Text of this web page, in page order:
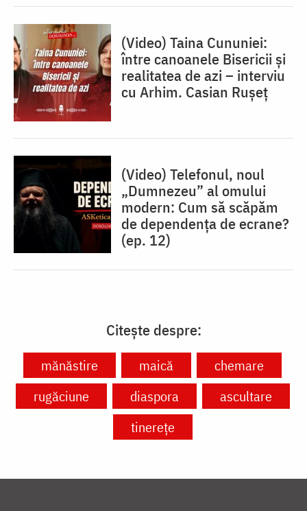
(Video) Taina Cununiei:
între canoanele Bisericii și
realitatea de azi – interviu
cu Arhim. Casian Rușeț
(Video) Telefonul, noul
„Dumnezeu” al omului
modern: Cum să scăpăm
de dependența de ecrane?
(ep. 12)
Citește despre:
mănăstire maică
chemare
rugăciune
diaspora
ascultare
tinerețe